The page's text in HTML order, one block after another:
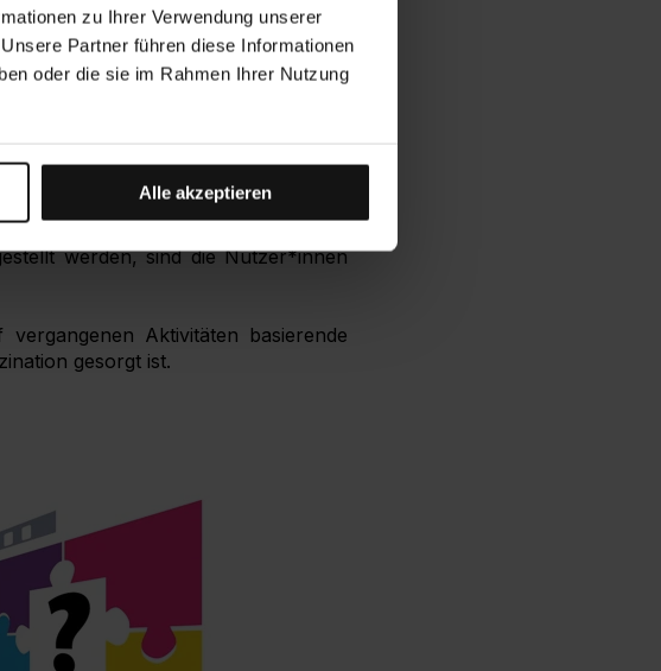
zu Ihrer Verwendung unserer
Partner führen diese Informationen
oder die sie im Rahmen Ihrer Nutzung
Alle akzeptieren
seit mehreren Jahren diverse
ähnlich aufgebaut ist.
werden, sind die Nutzer*innen
Aktivitäten basierende
gesorgt ist.